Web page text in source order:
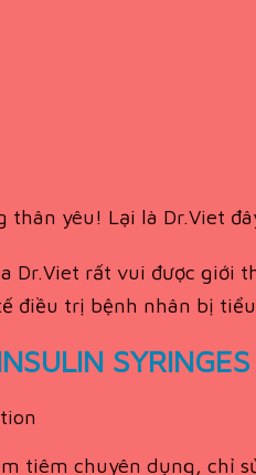
thân yêu! Lại là Dr.Viet
Dr.Viet rất vui được giới
điều trị bệnh nhân bị
tiêm chuyên dụng, chỉ